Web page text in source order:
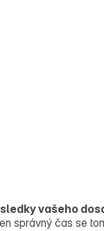
vašeho
správný čas se